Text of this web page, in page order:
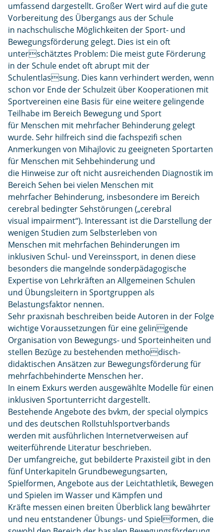
umfassend dargestellt. Großer Wert wird auf die gute
Vorbereitung des Übergangs aus der Schule
in nachschulische Möglichkeiten der Sport- und
Bewegungsförderung gelegt. Dies ist ein oft
unterschätztes Problem: Die meist gute Förderung
in der Schule endet oft abrupt mit der
Schulentlassung. Dies kann verhindert werden, wenn
schon vor Ende der Schulzeit über Kooperationen mit
Sportvereinen eine Basis für eine weitere gelingende
Teilhabe im Bereich Bewegung und Sport
für Menschen mit mehrfacher Behinderung gelegt
wurde. Sehr hilfreich sind die fachspezifi schen
Anmerkungen von Mihajlovic zu geeigneten Sportarten
für Menschen mit Sehbehinderung und
die Hinweise zur oft nicht ausreichenden Diagnostik im
Bereich Sehen bei vielen Menschen mit
mehrfacher Behinderung, insbesondere im Bereich
cerebral bedingter Sehstörungen („cerebral
visual impairment“). Interessant ist die Darstellung der
wenigen Studien zum Selbsterleben von
Menschen mit mehrfachen Behinderungen im
inklusiven Schul- und Vereinssport, in denen diese
besonders die mangelnde sonderpädagogische
Expertise von Lehrkräften an Allgemeinen Schulen
und Übungsleitern in Sportgruppen als
Belastungsfaktor nennen.
Sehr praxisnah beschreiben beide Autoren in der Folge
wichtige Voraussetzungen für eine gelingende
Organisation von Bewegungs- und Sporteinheiten und
stellen Bezüge zu bestehenden methodisch-
didaktischen Ansätzen zur Bewegungsförderung für
mehrfachbehinderte Menschen her.
In einem Exkurs werden ausgewählte Modelle für einen
inklusiven Sportunterricht dargestellt.
Bestehende Angebote des bvkm, der special olympics
und des deutschen Rollstuhlsportverbands
werden mit ausführlichen Internetverweisen auf
weiterführende Literatur beschrieben.
Der umfangreiche, gut bebilderte Praxisteil gibt in den
fünf Unterkapiteln Grundbewegungsarten,
Spielformen, Angebote aus der Leichtathletik, Bewegen
und Spielen im Wasser und Kämpfen und
Kräfte messen einen breiten Überblick lang bewährter
und neu entstandener Übungs- und Spielformen, die